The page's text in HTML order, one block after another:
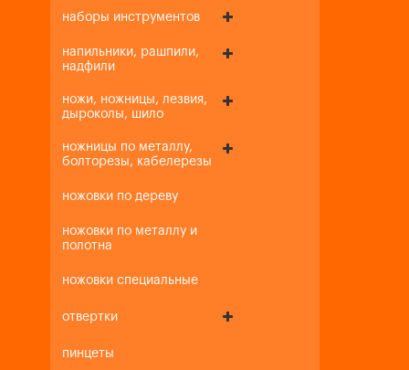
наборы инструментов
напильники, рашпили,
надфили
ножи, ножницы, лезвия,
дыроколы, шило
ножницы по металлу,
болторезы, кабелерезы
ножовки по дереву
ножовки по металлу и
полотна
ножовки специальные
отвертки
пинцеты